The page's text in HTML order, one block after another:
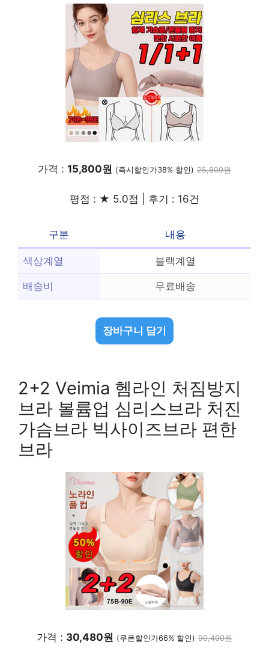
가격 : 15,800원 (즉시할인가38% 할인) 25,800원
평점 : ★ 5.0점 | 후기 : 16건
구분 내용
색상계열 블랙계열
배송비 무료배송
장바구니 담기
2+2 Veimia 헴라인 처짐방지
브라 볼륨업 심리스브라 처진
가슴브라 빅사이즈브라 편한
브라
가격 : 30,480원 (쿠폰할인가66% 할인) 90,400원